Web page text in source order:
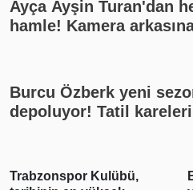
Ayça Ayşin Turan'dan
hamle! Kamera
Burcu Özberk yeni
depoluyor! Tatil
Trabzonspor Kulübü,